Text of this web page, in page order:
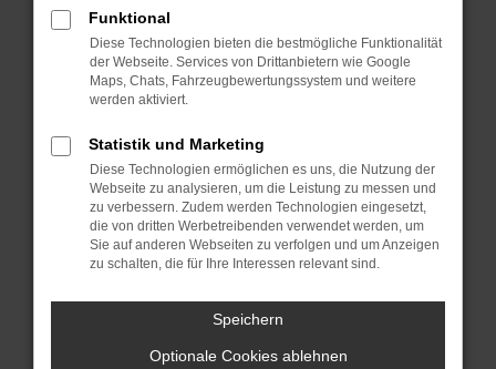
Fenster?
Starte dein Gerät neu.
Das kann manchmal helfen, vorübergehende
Probleme zu beheben.
Betriebssystem auf dem neuesten Stand
sind.
Veraltete Software birgt nicht nur ein
Sicherheitsrisiko, sondern kann auch dazu
führen, dass bestimmte Funktionen nicht mehr
unterstützt werden.
Wende dich an den Webseitenbetreiber.
Wenn du alle oben genannten Schritte versucht
hast, kontaktiere uns bitte. Wir werden
Funktional
Diese Technologien bieten die bestmögliche Funktionalität
der Webseite. Services von Drittanbietern wie Google
Maps, Chats, Fahrzeugbewertungssystem und weitere
werden aktiviert.
Statistik und Marketing
Diese Technologien ermöglichen es uns, die Nutzung der
Webseite zu analysieren, um die Leistung zu messen und
zu verbessern. Zudem werden Technologien eingesetzt,
die von dritten Werbetreibenden verwendet werden, um
Sie auf anderen Webseiten zu verfolgen und um Anzeigen
zu schalten, die für Ihre Interessen relevant sind.
Speichern
Optionale Cookies ablehnen